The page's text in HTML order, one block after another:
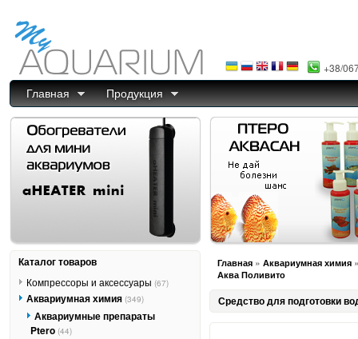
+38/
Главная Продукция
Главная » Аквариумная химия
Аква Поливито
Средство для подготовки
Каталог товаров
Компрессоры и аксессуары (67)
Аквариумная химия (349)
Аквариумные препараты
Ptero (44)